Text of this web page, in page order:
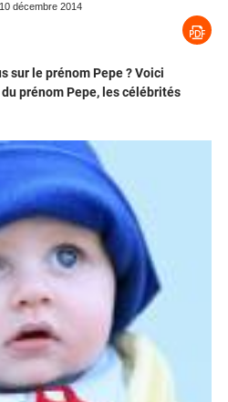
10 décembre 2014
sur le prénom Pepe ? Voici
prénom Pepe, les célébrités